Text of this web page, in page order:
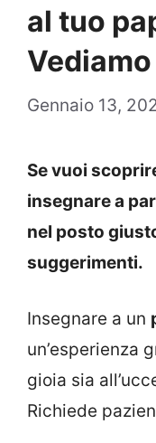
al tuo
Gennaio 13,
Se vuoi
insegnare a
nel posto
suggerimenti.
Insegnare a un
un’esperienza
gioia sia
Richiede